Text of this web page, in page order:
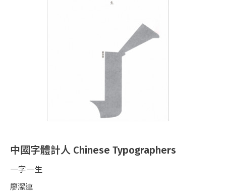
中國字體計人 Chinese Typographers
一字一生
廖潔連